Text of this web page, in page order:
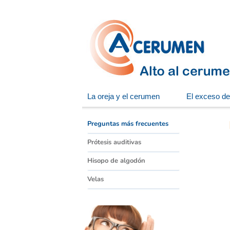
La oreja y el cerumen El exceso
Preguntas más frecuentes
Prótesis auditivas
Hisopo de algodón
Velas